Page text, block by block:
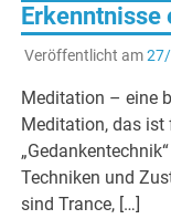
Erkenntnisse
Veröffentlicht am
Meditation – eine
Meditation, das ist
Techniken und
sind Trance, […]